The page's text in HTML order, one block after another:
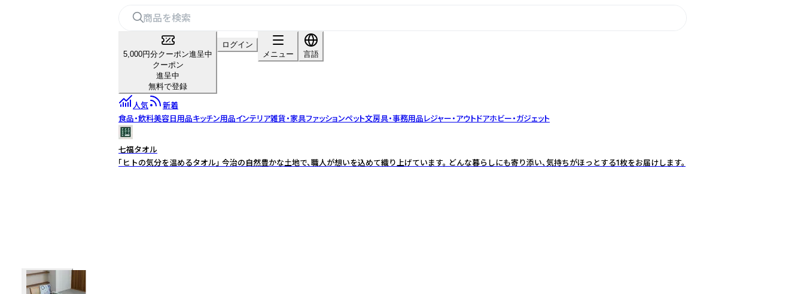
5,000円分クーポン進呈中
クーポン
進呈中
無料で登録
ログイン
メニュー
言語
人気
新着
食品・飲料美容日用品キッチン用品インテリア雑貨・家具ファッションペット文房具・事務用品レジャー・アウトドアホビー・ガジェット
七福タオル
「ヒトの気分を温めるタオル」 今治の自然豊かな土地で、職人が想いを込めて織り上げています。 どんな暮らしにも寄り添い、気持ちがほっとする1枚をお届けします。